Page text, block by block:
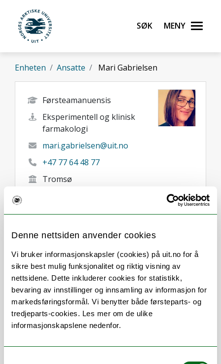
Denne nettsiden anvender cookies
Vi bruker informasjonskapsler (cookies) på uit.no for å
sikre best mulig funksjonalitet og riktig visning av
nettsidene. Dette inkluderer cookies for statistikk,
bevaring av innstillinger og innsamling av informasjon for
markedsføringsformål. Vi benytter både førsteparts- og
tredjeparts-cookies. Les mer om de ulike
informasjonskapslene nedenfor.
Gå til hovedinnhold
UiT Norges arktiske universitet
Søk Meny
Enheten Ansatte Mari Gabrielsen
Førsteamanuensis
Eksperimentell og klinisk
farmakologi
mari.gabrielsen@uit.no
+47 77 64 48 77
Tromsø
Om
Forskning og undervisning
Publikasjoner
Her finner du meg
Vitenskapelige